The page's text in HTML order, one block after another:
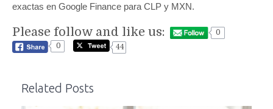
exactas en Google Finance para CLP y MXN.
Please follow and like us:
0
0
44
Related Posts